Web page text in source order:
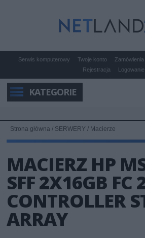
Serwis komputerowy Twoje konto Zamówienia
Rejestracja
Logowanie
KATEGORIE
Strona główna / SERWERY / Macierze
MACIERZ HP
SFF 2X16GB FC
CONTROLLER
ARRAY